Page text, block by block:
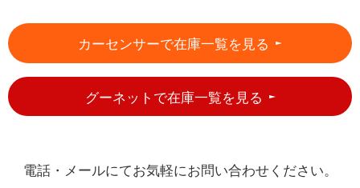
カーセンサーで在庫一覧を見る
グーネットで在庫一覧を見る
電話・メールにてお気軽にお問い合わせください。